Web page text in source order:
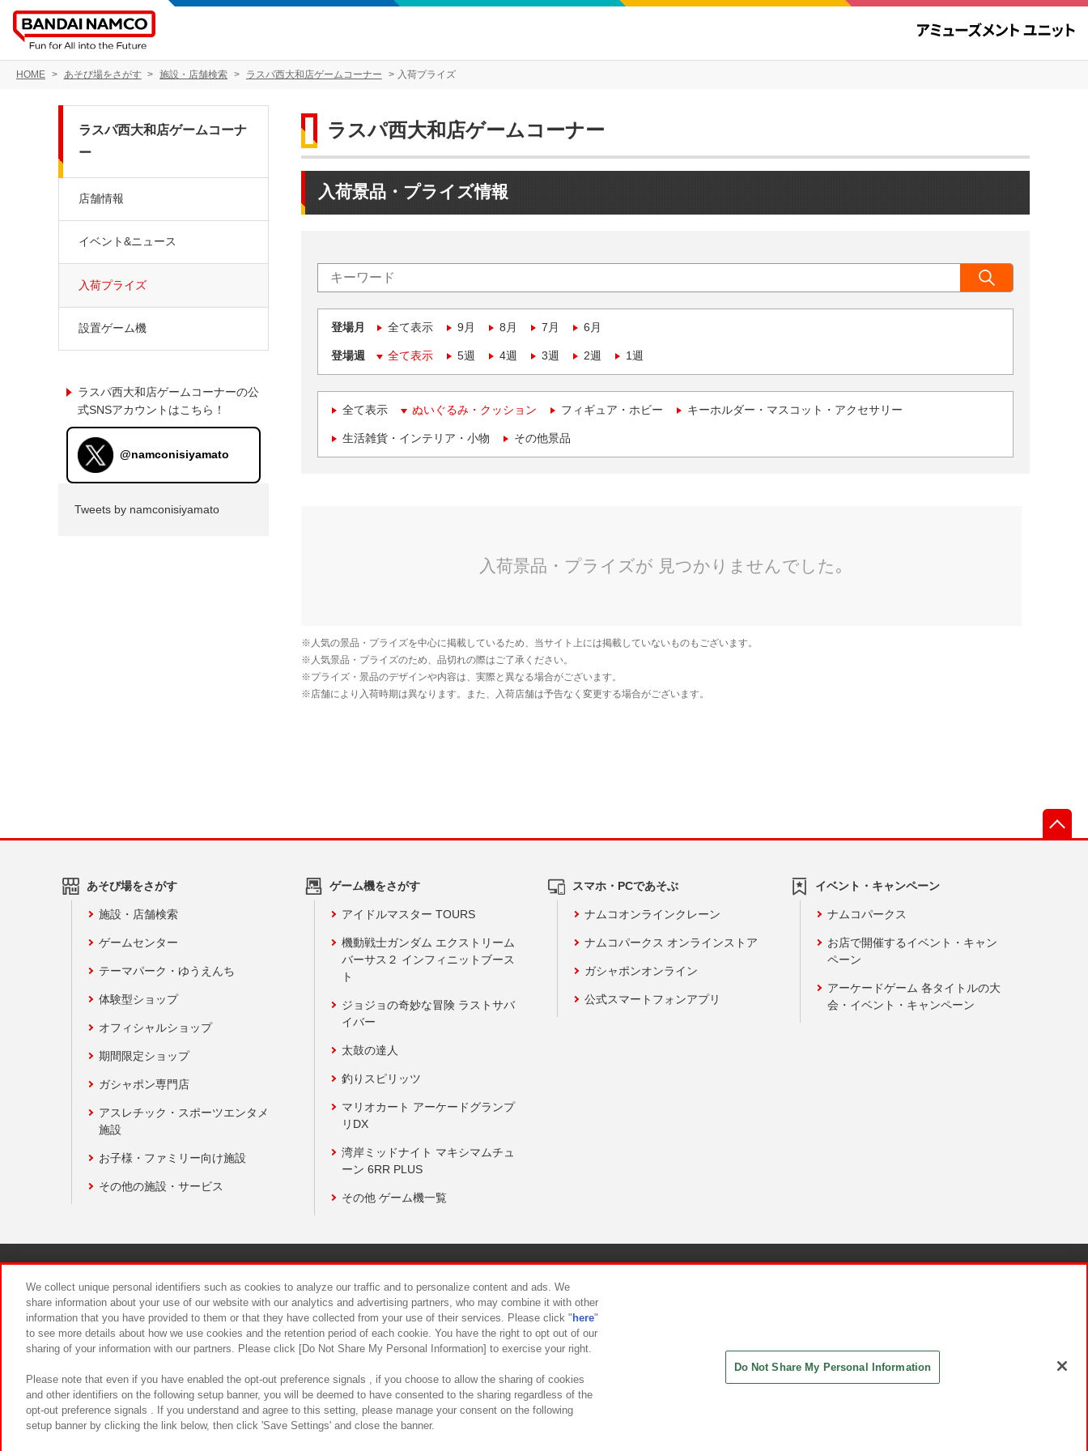
HOME あそび場をさがす 施設・店舗検索 ラスパ西大和店ゲームコーナー 入荷プライズ
ラスパ西大和店ゲームコーナー
入荷景品・プライズ情報
登場月 全て表示 9月 8月 7月 6月
登場週 全て表示 5週 4週 3週 2週 1週
全て表示 ぬいぐるみ・クッション フィギュア・ホビー キーホルダー・マスコット・アクセサリー
生活雑貨・インテリア・小物 その他景品
ラスパ西大和店ゲームコーナ
ー
店舗情報
イベント&ニュース
入荷プライズ
設置ゲーム機
ラスパ西大和店ゲームコーナーの公
式SNSアカウントはこちら！
@namconisiyamato
Tweets by namconisiyamato
あそび場をさがす
施設・店舗検索
ゲームセンター
テーマパーク・ゆうえんち
体験型ショップ
オフィシャルショップ
期間限定ショップ
ガシャポン専門店
アスレチック・スポーツエンタメ
施設
お子様・ファミリー向け施設
その他の施設・サービス
ゲーム機をさがす
アイドルマスター TOURS
機動戦士ガンダム エクストリーム
バーサス２ インフィニットブース
ト
ジョジョの奇妙な冒険 ラストサバ
イバー
太鼓の達人
釣りスピリッツ
マリオカート アーケードグランプ
リDX
湾岸ミッドナイト マキシマムチュ
ーン 6RR PLUS
その他 ゲーム機一覧
スマホ・PCであそぶ
ナムコオンラインクレーン
ナムコパークス オンラインストア
ガシャポンオンライン
公式スマートフォンアプリ
イベント・キャンペーン
ナムコパークス
お店で開催するイベント・キャン
ペーン
アーケードゲーム 各タイトルの大
会・イベント・キャンペーン
食品のご提供について カスタマーハラスメント対応方針
We collect unique personal identifiers such as cookies to analyze our traffic and to personalize content and ads. We
share information about your use of our website with our analytics and advertising partners, who may combine it with other
information that you have provided to them or that they have collected from your use of their services. Please click " here"
to see more details about how we use cookies and the retention period of each cookie. You have the right to opt out of our
sharing of your information with our partners. Please click [Do Not Share My Personal Information] to exercise your right.
Please note that even if you have enabled the opt-out preference signals , if you choose to allow the sharing of cookies
and other identifiers on the following setup banner, you will be deemed to have consented to the sharing regardless of the
opt-out preference signals . If you understand and agree to this setting, please manage your consent on the following
setup banner by clicking the link below, then click 'Save Settings' and close the banner.
Do Not Share My Personal Information